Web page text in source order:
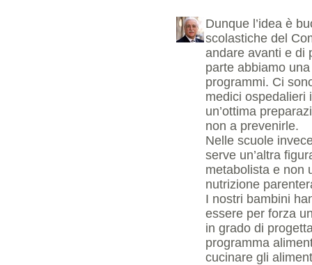
Dunque l’idea è
scolastiche del
andare avanti e di
parte abbiamo
programmi. Ci
medici ospedalieri
un’ottima
non a prevenirle.
Nelle scuole
serve un’altra
metabolista e non
nutrizione
I nostri bambini
essere per forza
in grado di
programma
cucinare gli